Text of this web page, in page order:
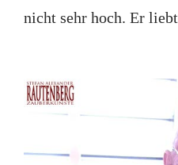
nicht sehr hoch. Er